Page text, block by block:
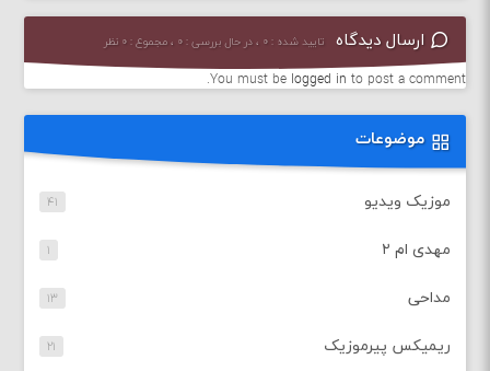
ارسال دیدگاه تایید شده : ۰ ، در حال بررسی : ۰ ، مجموع : ۰ نظر
You must be logged in to post a comment.
موضوعات
موزیک ویدیو ۴۱
مهدی ام ۲ ۱
مداحی ۱۳
ریمیکس پیرموزیک ۲۱